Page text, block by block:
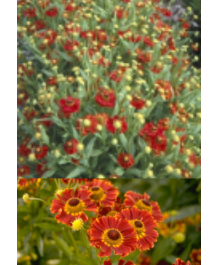
Zonnekruid
Helenium 'Indianersommer'